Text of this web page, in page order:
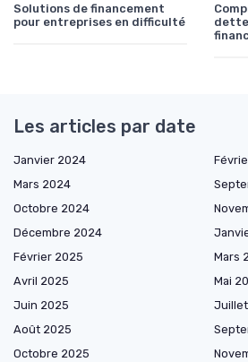
Solutions de financement
pour entreprises en difficulté
dette
Les articles par date
Janvier 2024
Mars 2024
Octobre 2024
Décembre 2024
Février 2025
Mars
Avril 2025
Mai
Juin 2025
Août 2025
Octobre 2025